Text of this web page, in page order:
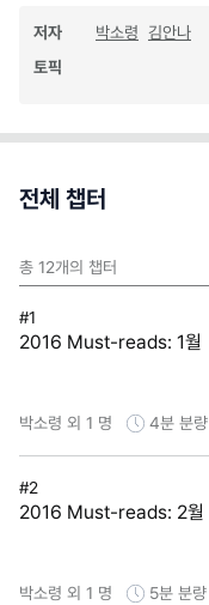
저자 박소령 김안나
토픽
전체 챕터
총 12개의 챕터
#1
2016 Must-reads: 1월
박소령 외 1 명 4분 분량
#2
2016 Must-reads: 2월
박소령 외 1 명 5분 분량